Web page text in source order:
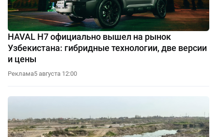
HAVAL H7 официально вышел на рынок
Узбекистана: гибридные технологии, две версии
и цены
Реклама5 августа 12:00